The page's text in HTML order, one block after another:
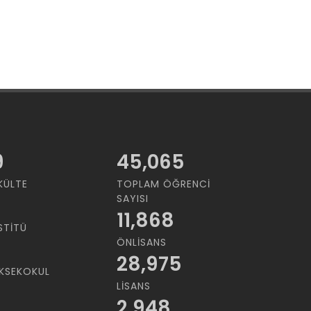
45,065
TOPLAM ÖĞRENCI
SAYISI
11,868
ÖNLISANS
28,975
LISANS